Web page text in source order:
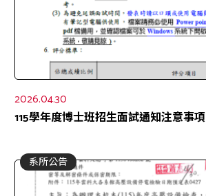
2026.04.30
115學年度博士班招生面試通知注意事項
系所公告